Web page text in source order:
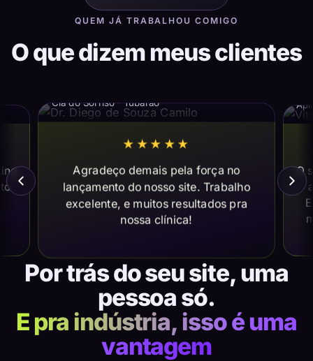
QUEM JÁ TRABALHOU COMIGO
O que dizem meus clientes
Cia do Sorriso · Tubarão
★★★★★
Agradeço demais pela força no
lançamento do nosso site. Trabalho
excelente, e muitos resultados pra
nossa clínica!
O
Por trás do seu site, uma
pessoa só.
E pra indústria, isso é uma
vantagem